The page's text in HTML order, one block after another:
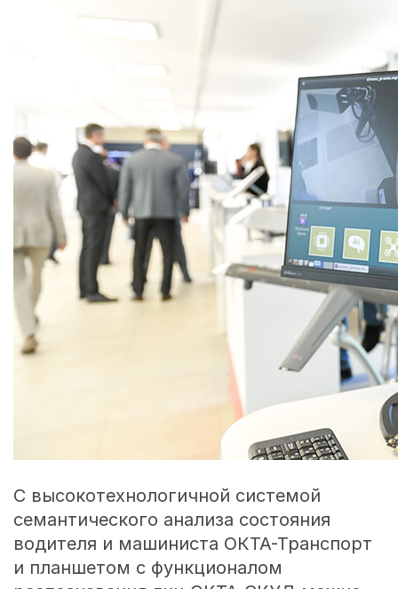
С высокотехнологичной системой
семантического анализа состояния
водителя и машиниста ОКТА-Транспорт
и планшетом с функционалом